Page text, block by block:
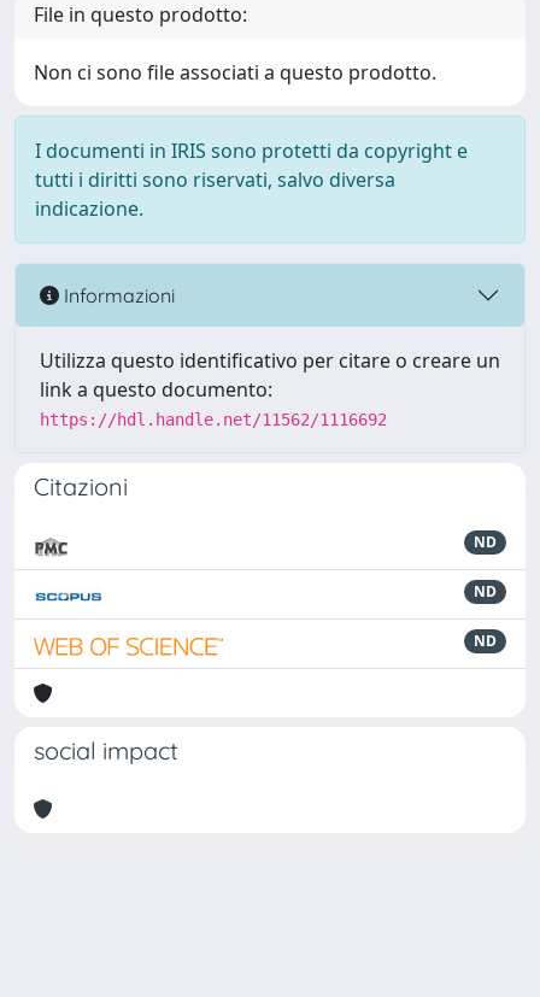
File in questo prodotto:
Non ci sono file associati a questo prodotto.
I documenti in IRIS sono protetti da copyright e
tutti i diritti sono riservati, salvo diversa
indicazione.
Informazioni
Utilizza questo identificativo per citare o creare un
link a questo documento:
https://hdl.handle.net/11562/1116692
Citazioni
ND
ND
ND
social impact